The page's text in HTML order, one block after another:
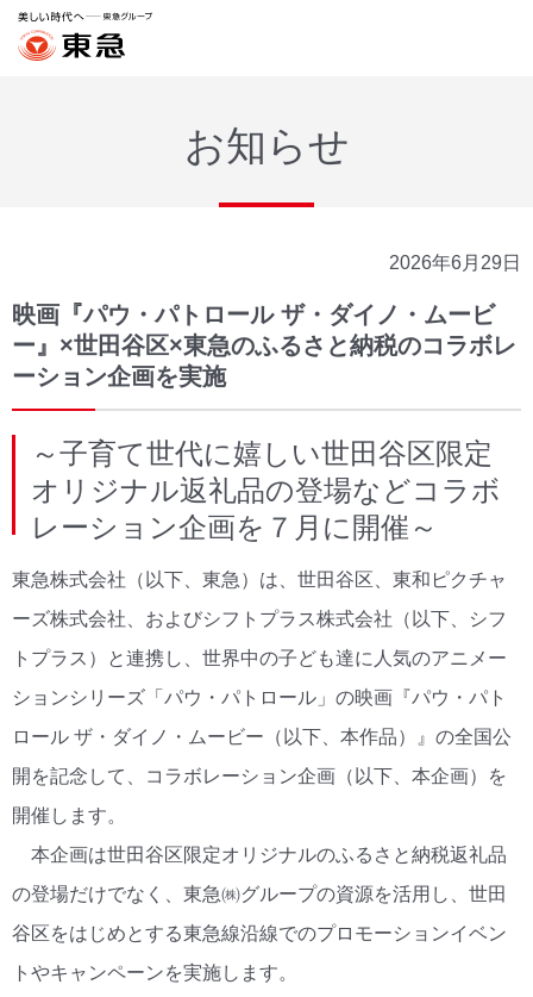
お知らせ
2026年6月29日
映画『パウ・パトロール ザ・ダイノ・ムービ
ー』×世田谷区×東急のふるさと納税のコラボレ
ーション企画を実施
～子育て世代に嬉しい世田谷区限定
オリジナル返礼品の登場などコラボ
レーション企画を７月に開催～
東急株式会社（以下、東急）は、世田谷区、東和ピクチャ
ーズ株式会社、およびシフトプラス株式会社（以下、シフ
トプラス）と連携し、世界中の子ども達に人気のアニメー
ションシリーズ「パウ・パトロール」の映画『パウ・パト
ロール ザ・ダイノ・ムービー（以下、本作品）』の全国公
開を記念して、コラボレーション企画（以下、本企画）を
開催します。
本企画は世田谷区限定オリジナルのふるさと納税返礼品
の登場だけでなく、東急㈱グループの資源を活用し、世田
谷区をはじめとする東急線沿線でのプロモーションイベン
トやキャンペーンを実施します。